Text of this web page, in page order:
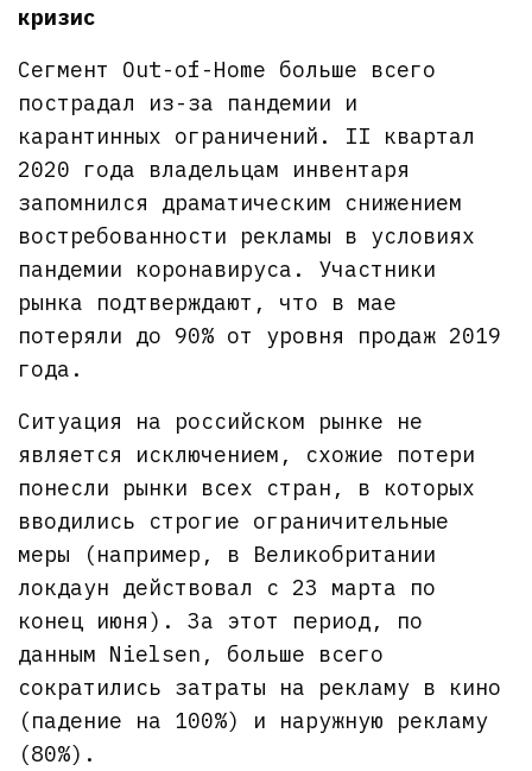
кризис
Сегмент Out-of-Home больше всего
пострадал из-за пандемии и
карантинных ограничений. II квартал
2020 года владельцам инвентаря
запомнился драматическим снижением
востребованности рекламы в условиях
пандемии коронавируса. Участники
рынка подтверждают, что в мае
потеряли до 90% от уровня продаж 2019
года.
Ситуация на российском рынке не
является исключением, схожие потери
понесли рынки всех стран, в которых
вводились строгие ограничительные
меры (например, в Великобритании
локдаун действовал с 23 марта по
конец июня). За этот период, по
данным Nielsen, больше всего
сократились затраты на рекламу в кино
(падение на 100%) и наружную рекламу
(80%).